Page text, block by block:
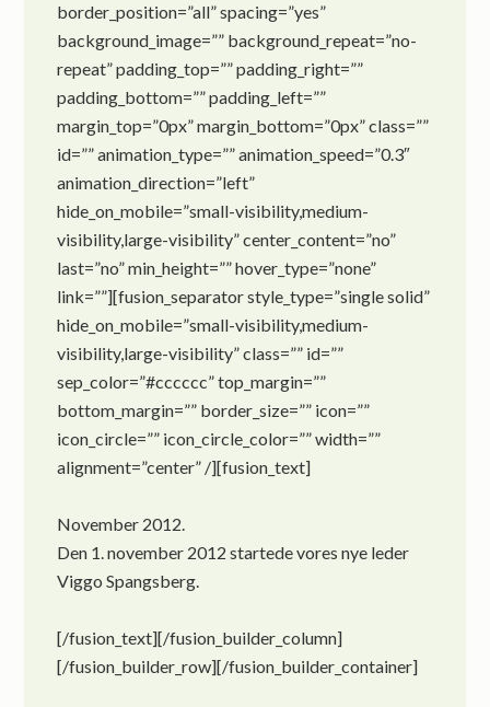
border_position=”all” spacing=”yes”
background_image=”” background_repeat=”no-
repeat” padding_top=”” padding_right=””
padding_bottom=”” padding_left=””
margin_top=”0px” margin_bottom=”0px” class=””
id=”” animation_type=”” animation_speed=”0.3″
animation_direction=”left”
hide_on_mobile=”small-visibility,medium-
visibility,large-visibility” center_content=”no”
last=”no” min_height=”” hover_type=”none”
link=””][fusion_separator style_type=”single solid”
hide_on_mobile=”small-visibility,medium-
visibility,large-visibility” class=”” id=””
sep_color=”#cccccc” top_margin=””
bottom_margin=”” border_size=”” icon=””
icon_circle=”” icon_circle_color=”” width=””
alignment=”center” /][fusion_text]
November 2012.
Den 1. november 2012 startede vores nye leder
Viggo Spangsberg.
[/fusion_text][/fusion_builder_column]
[/fusion_builder_row][/fusion_builder_container]